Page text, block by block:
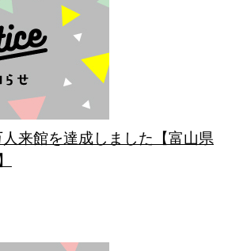
人来館を達成しました【富山県